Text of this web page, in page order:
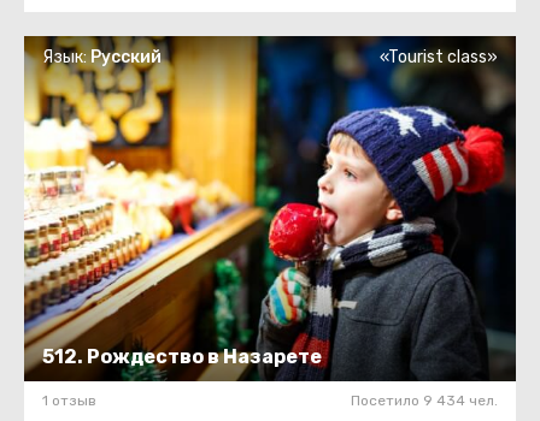
512. Рождество в Назарете
Язык: Русский «Tourist class»
1 отзыв Посетило 9 434 чел.